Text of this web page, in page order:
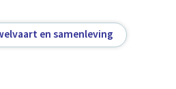
en samenleving